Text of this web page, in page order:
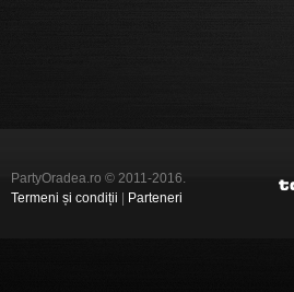
PartyOradea.ro © 2011-2016.
Termeni și condiții
Parteneri